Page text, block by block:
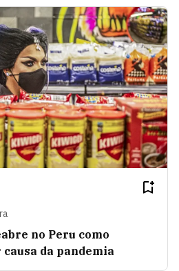
no Peru como
da pandemia